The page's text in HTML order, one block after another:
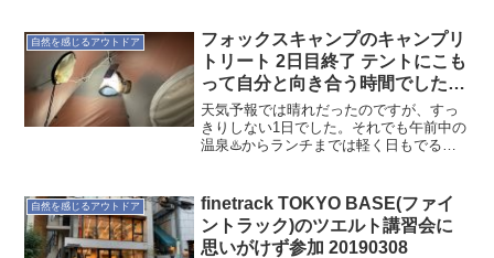
を目指そうかと思っています。今は慣れ
るためにキャンプへ行くよ...
自然を感じるアウトドア
フォックスキャンプのキャンプリ
トリート 2日目終了 テントにこも
って自分と向き合う時間でした
20190420
天気予報では晴れだったのですが、すっ
きりしない1日でした。それでも午前中の
温泉♨️からランチまでは軽く日もでる感
ではなかった。もうテントにこもって自
分と向き合う時間にし...
自然を感じるアウトドア
finetrack TOKYO BASE(ファイ
ントラック)のツエルト講習会に
思いがけず参加 20190308